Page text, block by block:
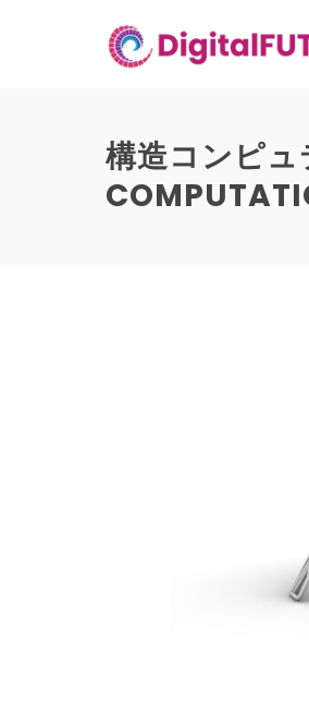
構造コンピ